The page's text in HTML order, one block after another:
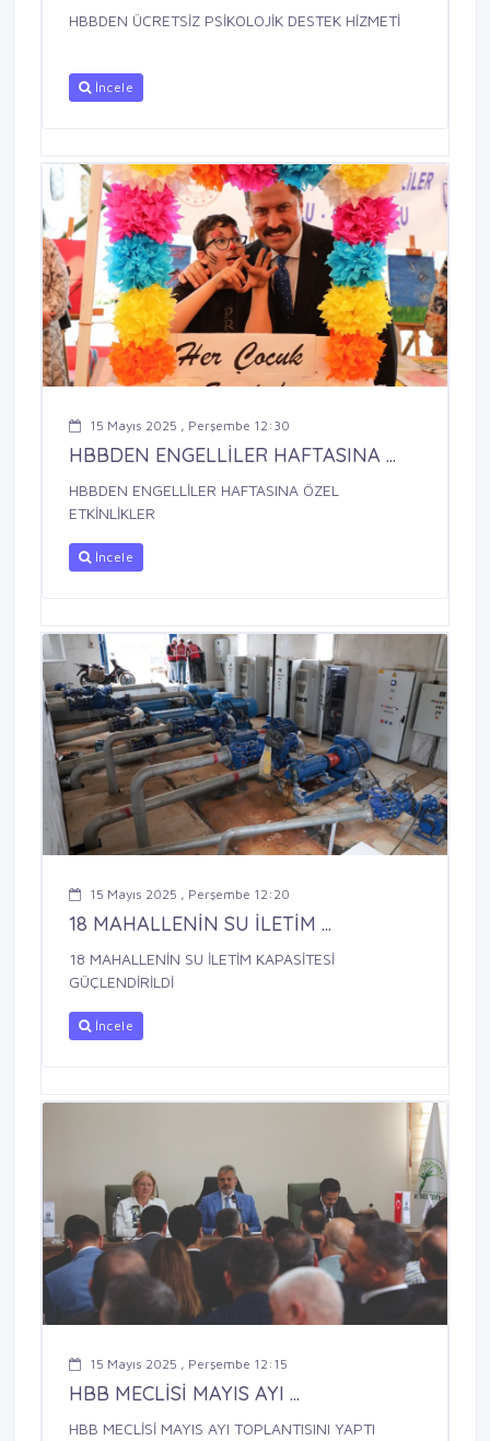
HBBDEN ÜCRETSİZ PSİKOLOJİK DESTEK HİZMETİ
İncele
15 Mayıs 2025 , Perşembe 12:30
HBBDEN ENGELLİLER HAFTASINA ...
HBBDEN ENGELLİLER HAFTASINA ÖZEL
ETKİNLİKLER
İncele
15 Mayıs 2025 , Perşembe 12:20
18 MAHALLENİN SU İLETİM ...
18 MAHALLENİN SU İLETİM KAPASİTESİ
GÜÇLENDİRİLDİ
İncele
15 Mayıs 2025 , Perşembe 12:15
HBB MECLİSİ MAYIS AYI ...
HBB MECLİSİ MAYIS AYI TOPLANTISINI YAPTI